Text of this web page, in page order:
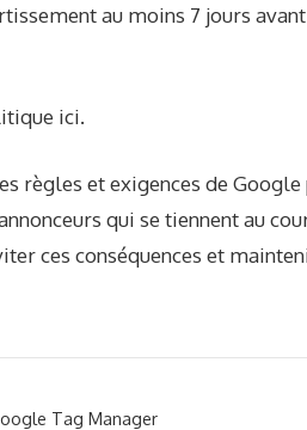
au moins 7 jours
ici.
règles et exigences de
qui se tiennent au
ces conséquences et
Tag Manager